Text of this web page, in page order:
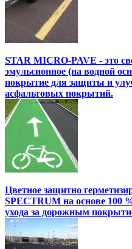
STAR MICRO-PAVE - это
эмульсионное (на водной
покрытие для защиты и
асфальтовых покрытий.
Цветное защитно
SPECTRUM на основе 100
ухода за дорожным